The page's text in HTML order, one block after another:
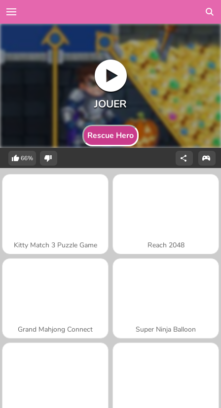
Rescue Hero
66%
Kitty Match 3 Puzzle Game Reach 2048
Grand Mahjong Connect Super Ninja Balloon